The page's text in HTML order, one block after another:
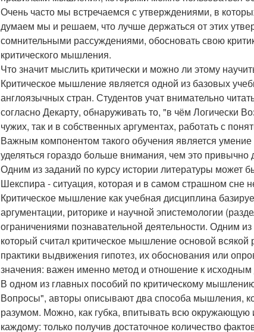
Очень часто мы встречаемся с утверждениями, в
думаем мы и решаем, что лучше держаться от этих
сомнительными рассуждениями, обосновать свою
критического мышления.
Что значит мыслить критически и можно ли этому
Критическое мышление является одной из базовых
англоязычных стран. Студентов учат внимательно
согласно Декарту, обнаруживать то, "в чём Логически
чужих, так и в собственных аргументах, работать с
Важным компонентом такого обучения является
уделяться гораздо больше внимания, чем это
Одним из заданий по курсу истории литературы может
Шекспира - ситуация, которая и в самом страшном сне
Критическое мышление как учебная дисциплина
аргументации, риторике и научной эпистемологии
ограничениями познавательной деятельности. Одним
который считал критическое мышление основой
практики выдвижения гипотез, их обоснования или
значения: важен именно метод и отношение к
В одном из главных пособий по критическому
Вопросы", авторы описывают два способа мышления,
разумом. Можно, как губка, впитывать всю
каждому: только получив достаточное количество